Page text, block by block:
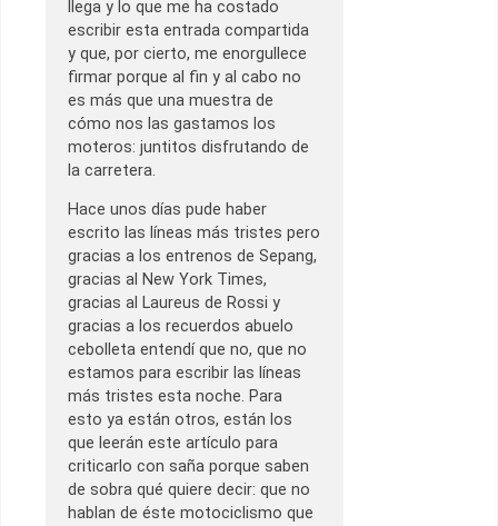
llega y lo que me ha costado
escribir esta entrada compartida
y que, por cierto, me enorgullece
firmar porque al fin y al cabo no
es más que una muestra de
cómo nos las gastamos los
moteros: juntitos disfrutando de
la carretera.
Hace unos días pude haber
escrito las líneas más tristes pero
gracias a los entrenos de Sepang,
gracias al New York Times,
gracias al Laureus de Rossi y
gracias a los recuerdos abuelo
cebolleta entendí que no, que no
estamos para escribir las líneas
más tristes esta noche. Para
esto ya están otros, están los
que leerán este artículo para
criticarlo con saña porque saben
de sobra qué quiere decir: que no
hablan de éste motociclismo que